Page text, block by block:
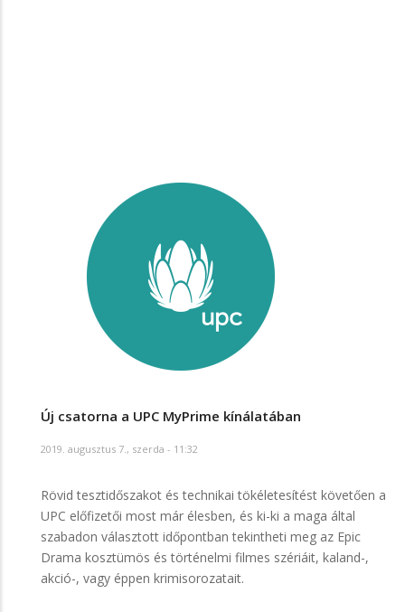
Új csatorna a UPC MyPrime kínálatában
2019. augusztus 7., szerda - 11:32
Rövid tesztidőszakot és technikai tökéletesítést követően a
UPC előfizetői most már élesben, és ki-ki a maga által
szabadon választott időpontban tekintheti meg az Epic
Drama kosztümös és történelmi filmes szériáit, kaland-,
akció-, vagy éppen krimisorozatait.